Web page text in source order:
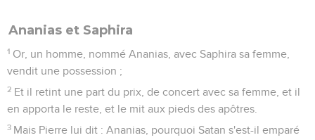
Ananias et Saphira
1 Or, un homme, nommé Ananias, avec Saphira sa femme,
vendit une possession ;
2 Et il retint une part du prix, de concert avec sa femme, et il
en apporta le reste, et le mit aux pieds des apôtres.
3 Mais Pierre lui dit : Ananias, pourquoi Satan s'est-il emparé